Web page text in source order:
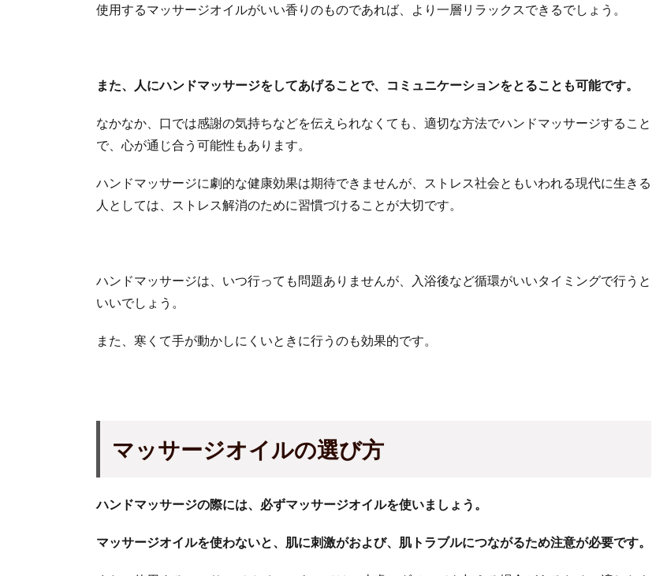
使用するマッサージオイルがいい香りのものであれば、より一層リラックスできるでしょう。
また、人にハンドマッサージをしてあげることで、コミュニケーションをとることも可能です。
なかなか、口では感謝の気持ちなどを伝えられなくても、適切な方法でハンドマッサージすること
で、心が通じ合う可能性もあります。
ハンドマッサージに劇的な健康効果は期待できませんが、ストレス社会ともいわれる現代に生きる
人としては、ストレス解消のために習慣づけることが大切です。
ハンドマッサージは、いつ行っても問題ありませんが、入浴後など循環がいいタイミングで行うと
いいでしょう。
また、寒くて手が動かしにくいときに行うのも効果的です。
マッサージオイルの選び方
ハンドマッサージの際には、必ずマッサージオイルを使いましょう。
マッサージオイルを使わないと、肌に刺激がおよび、肌トラブルにつながるため注意が必要です。